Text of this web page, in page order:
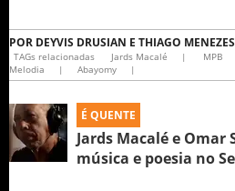
POR DEYVIS DRUSIAN E THIAGO MENEZES
TAGs relacionadas Jards Macalé | MPB
Melodia
| Abayomy |
É QUENTE
Jards Macalé e Omar
música e poesia no